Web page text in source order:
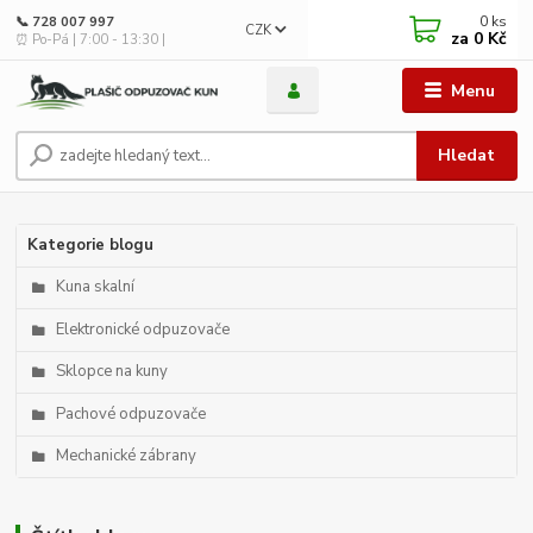
Menu
CZK
Hledat
📞 728 007 997
⏰ Po-Pá | 7:00 - 13:30 |
0 ks
za 0 Kč
Kategorie blogu
Kuna skalní
Elektronické odpuzovače
Sklopce na kuny
Pachové odpuzovače
Mechanické zábrany